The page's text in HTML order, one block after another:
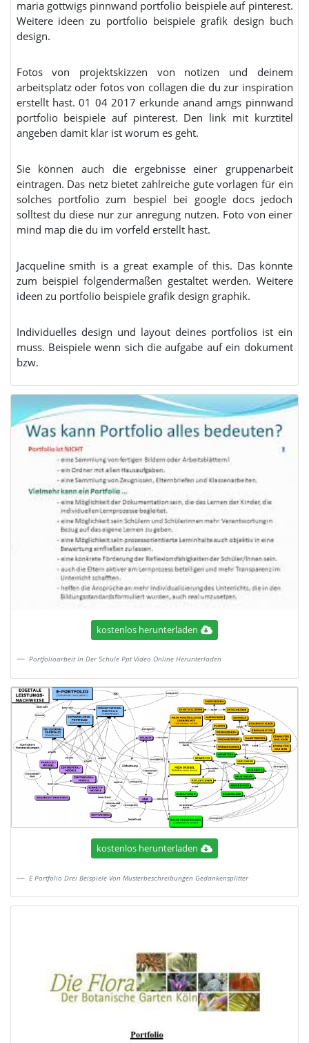
maria gottwigs pinnwand portfolio beispiele auf pinterest.
Weitere ideen zu portfolio beispiele grafik design buch
design.
Fotos von projektskizzen von notizen und deinem
arbeitsplatz oder fotos von collagen die du zur inspiration
erstellt hast. 01 04 2017 erkunde anand amgs pinnwand
portfolio beispiele auf pinterest. Den link mit kurztitel
angeben damit klar ist worum es geht.
Sie können auch die ergebnisse einer gruppenarbeit
eintragen. Das netz bietet zahlreiche gute vorlagen für ein
solches portfolio zum bespiel bei google docs jedoch
solltest du diese nur zur anregung nutzen. Foto von einer
mind map die du im vorfeld erstellt hast.
Jacqueline smith is a great example of this. Das könnte
zum beispiel folgendermaßen gestaltet werden. Weitere
ideen zu portfolio beispiele grafik design graphik.
Individuelles design und layout deines portfolios ist ein
muss. Beispiele wenn sich die aufgabe auf ein dokument
bzw.
kostenlos herunterladen
Portfolioarbeit In Der Schule Ppt Video Online Herunterladen
kostenlos herunterladen
E Portfolio Drei Beispiele Von Musterbeschreibungen Gedankensplitter